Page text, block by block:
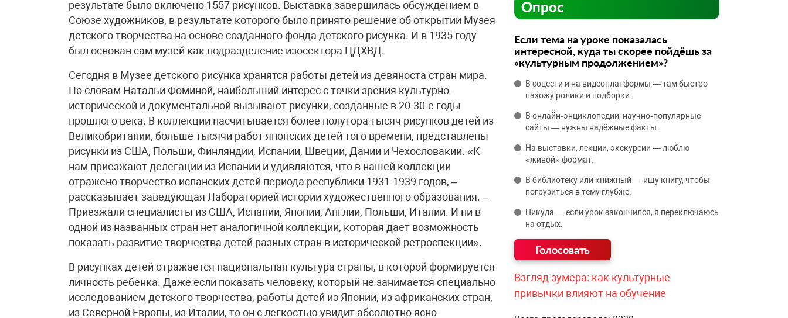
результате было включено 1557 рисунков. Выставка завершилась обсуждением в
Союзе художников, в результате которого было принято решение об открытии Музея
детского творчества на основе созданного фонда детского рисунка. И в 1935 году
был основан сам музей как подразделение изосектора ЦДХВД.
Сегодня в Музее детского рисунка хранятся работы детей из девяноста стран мира.
По словам Натальи Фоминой, наибольший интерес с точки зрения культурно-
исторической и документальной вызывают рисунки, созданные в 20-30-е годы
прошлого века. В коллекции насчитывается более полутора тысяч рисунков детей из
Великобритании, больше тысячи работ японских детей того времени, представлены
рисунки из США, Польши, Финляндии, Испании, Швеции, Дании и Чехословакии. «К
нам приезжают делегации из Испании и удивляются, что в нашей коллекции
отражено творчество испанских детей периода республики 1931-1939 годов, –
рассказывает заведующая Лабораторией истории художественного образования. –
Приезжали специалисты из США, Испании, Японии, Англии, Польши, Италии. И ни в
одной из названных стран нет аналогичной коллекции, которая дает возможность
показать развитие творчества детей разных стран в исторической ретроспекции».
В рисунках детей отражается национальная культура страны, в которой формируется
личность ребенка. Даже если показать человеку, который не занимается специально
исследованием детского творчества, работы детей из Японии, из африканских стран,
из Северной Европы, из Италии, то он с легкостью увидит абсолютно ясно
Опрос
Если тема на уроке показалась
интересной, куда ты скорее пойдёшь за
«культурным продолжением»?
В соцсети и на видеоплатформы — там быстро
нахожу ролики и подборки.
В онлайн‑энциклопедии, научно‑популярные
сайты — нужны надёжные факты.
На выставки, лекции, экскурсии — люблю
«живой» формат.
В библиотеку или книжный — ищу книгу, чтобы
погрузиться в тему глубже.
Никуда — если урок закончился, я переключаюсь
на отдых.
Взгляд зумера: как культурные
привычки влияют на обучение